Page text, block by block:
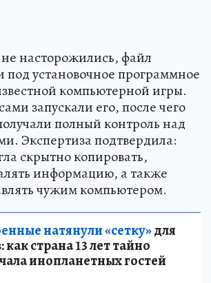
насторожились, файл
под установочное программное
компьютерной игры.
запускали его, после чего
полный контроль над
Экспертиза подтвердила:
скрытно копировать,
информацию, а также
чужим компьютером.
натянули «сетку»для
страна 13 лет тайно
инопланетных гостей